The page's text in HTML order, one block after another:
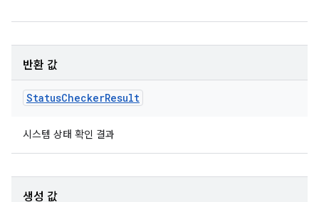
반환 값
StatusCheckerResult
시스템 상태 확인 결과
생성 값